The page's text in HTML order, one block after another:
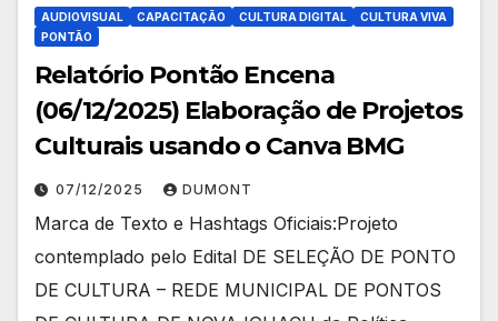
AUDIOVISUAL CAPACITAÇÃO CULTURA DIGITAL
CULTURA VIVA
PONTÃO
Relatório Pontão Encena
(06/12/2025) Elaboração de Projetos
Culturais usando o Canva BMG
07/12/2025 DUMONT
Marca de Texto e Hashtags Oficiais:Projeto
contemplado pelo Edital DE SELEÇÃO DE PONTO
DE CULTURA – REDE MUNICIPAL DE PONTOS